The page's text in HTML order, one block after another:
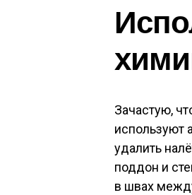
Зачастую,
используют
удалить
поддон и
в швах